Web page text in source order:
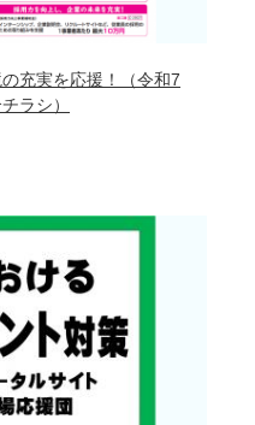
充実を応援！（令和7
ラシ）